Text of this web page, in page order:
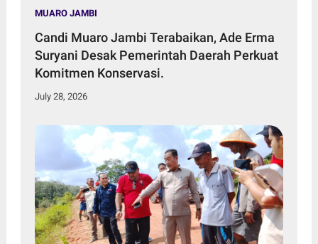
MUARO JAMBI
Candi Muaro Jambi Terabaikan, Ade Erma
Suryani Desak Pemerintah Daerah Perkuat
Komitmen Konservasi.
July 28, 2026